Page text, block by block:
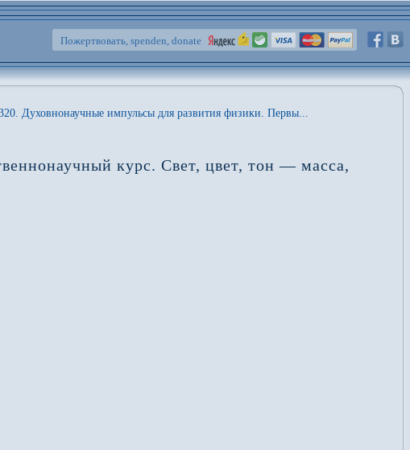
Пожертвовать, spenden, donate
Духовнонаучные импульсы для развития физики. Первы...
курс. Свет, цвет, тон — масса,